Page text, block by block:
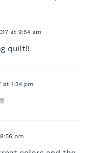
at 9:54 am
quilt!!
at 1:34 pm
pm